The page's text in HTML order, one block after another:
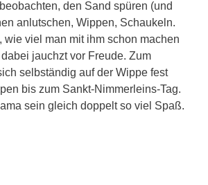
den Sand spüren (und
anlutschen, Wippen, Schaukeln.
wie viel man mit ihm schon machen
jauchzt vor Freude. Zum
selbständig auf der Wippe fest
bis zum Sankt-Nimmerleins-Tag.
sein gleich doppelt so viel Spaß.